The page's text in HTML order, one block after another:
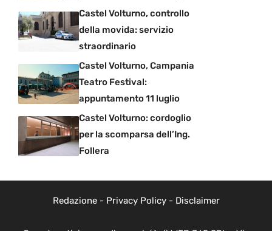
Castel Volturno, controllo
della movida: servizio
straordinario
Castel Volturno, Campania
Teatro Festival:
appuntamento 11 luglio
Castel Volturno: cordoglio
per la scomparsa dell’Ing.
Follera
Redazione- Privacy Policy- Disclaimer